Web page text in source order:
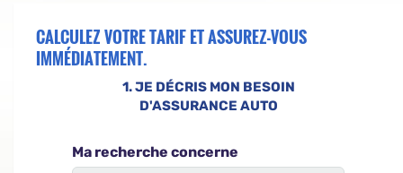
CALCULEZ VOTRE TARIF ET ASSUREZ-VOUS
IMMÉDIATEMENT.